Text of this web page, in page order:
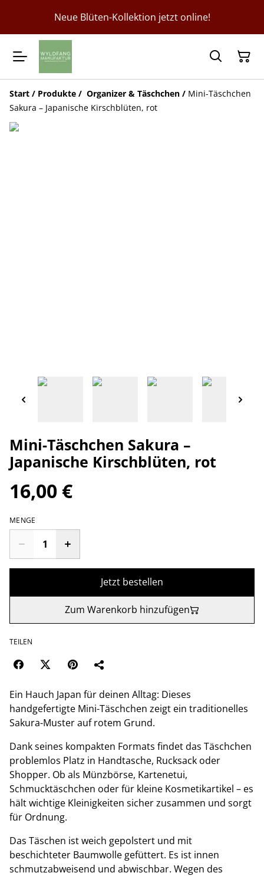
Neue Blüten-Kollektion jetzt online!
Start / Produkte / Organizer & Täschchen / Mini-Täschchen
Sakura – Japanische Kirschblüten, rot
Mini-Täschchen Sakura –
Japanische Kirschblüten, rot
16,00 €
MENGE
Jetzt bestellen
Zum Warenkorb hinzufügen
TEILEN
Ein Hauch Japan für deinen Alltag: Dieses
handgefertigte Mini-Täschchen zeigt ein traditionelles
Sakura-Muster auf rotem Grund.
Dank seines kompakten Formats findet das Täschchen
problemlos Platz in Handtasche, Rucksack oder
Shopper. Ob als Münzbörse, Kartenetui,
Schmucktäschchen oder für kleine Kosmetikartikel – es
hält wichtige Kleinigkeiten sicher zusammen und sorgt
für Ordnung.
Das Täschen ist weich gepolstert und mit
beschichteter Baumwolle gefüttert. Es ist innen
schmutzabweisend und abwischbar. Wegen des